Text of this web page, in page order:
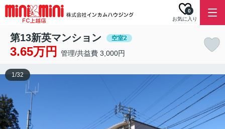
お気に入り
0
第13新英マンション 空室2
3.65万円 管理/共益費 3,000円
1/32